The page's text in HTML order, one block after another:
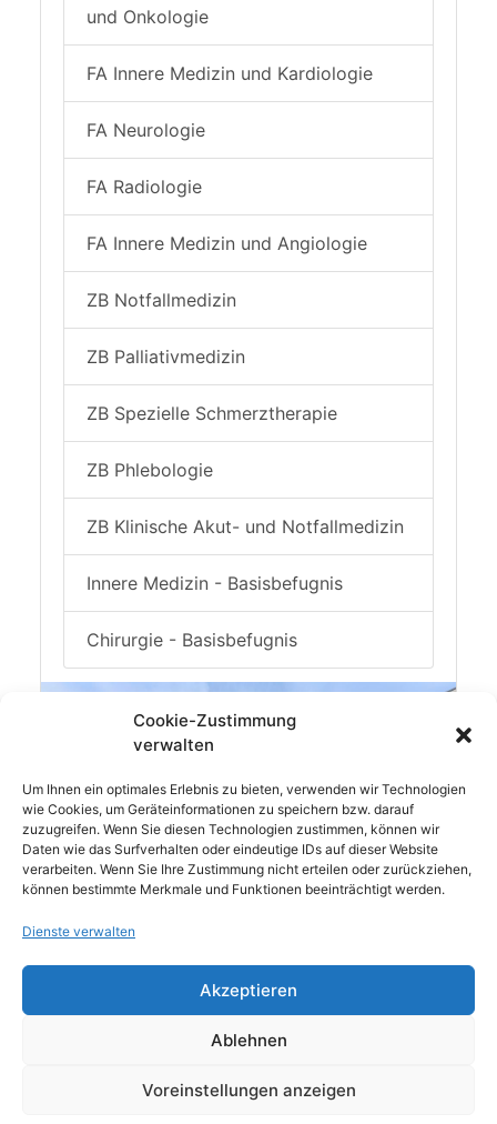
Cookie-Zustimmung
verwalten
Um Ihnen ein optimales Erlebnis zu bieten, verwenden wir Technologien
wie Cookies, um Geräteinformationen zu speichern bzw. darauf
zuzugreifen. Wenn Sie diesen Technologien zustimmen, können wir
Daten wie das Surfverhalten oder eindeutige IDs auf dieser Website
verarbeiten. Wenn Sie Ihre Zustimmung nicht erteilen oder zurückziehen,
können bestimmte Merkmale und Funktionen beeinträchtigt werden.
Dienste verwalten
Akzeptieren
Ablehnen
Voreinstellungen anzeigen
und Onkologie
FA Innere Medizin und Kardiologie
FA Neurologie
FA Radiologie
FA Innere Medizin und Angiologie
ZB Notfallmedizin
ZB Palliativmedizin
ZB Spezielle Schmerztherapie
ZB Phlebologie
ZB Klinische Akut- und Notfallmedizin
Innere Medizin - Basisbefugnis
Chirurgie - Basisbefugnis
1)Gemäß aktuellem Krankenhausplan des Landes
Brandenburg
2) Weitere Informationen finden Sie auf der
Homepage der Landesärztekammer Brandenburg
(Weiterbildungsbefugnisse gemäß